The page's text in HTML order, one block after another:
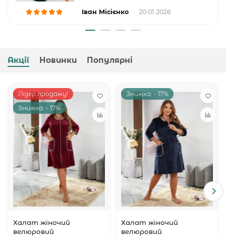
Іван Місієнко 20.01.2026
Акції Новинки Популярні
Лідер продажу!
Знижка: - 17%
Халат жіночий
велюровий
Знижка: - 17%
Халат жіночий
велюровий